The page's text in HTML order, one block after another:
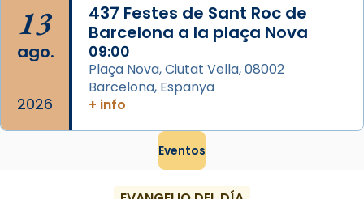
13
ago.
2026
437 Festes de Sant Roc de
Barcelona a la plaça Nova
09:00
Plaça Nova, Ciutat Vella, 08002
Barcelona, Espanya
+ info
Eventos